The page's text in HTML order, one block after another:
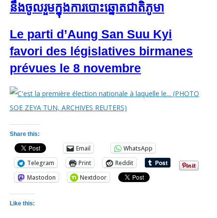
នឹង​​ចូលរួម​ក្នុង​ការ​បោះឆ្នោត​ជាតិ​ភូមា
Le parti d’Aung San Suu Kyi
favori des législatives birmanes
prévues le 8 novembre
Share this:
Email
WhatsApp
Telegram
Print
Reddit
Mastodon
Nextdoor
Like this: